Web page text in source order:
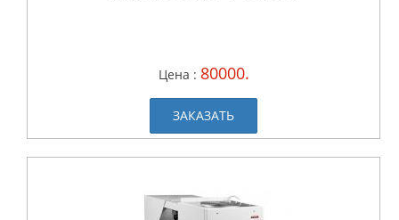
Цена : 80000.
ЗАКАЗАТЬ